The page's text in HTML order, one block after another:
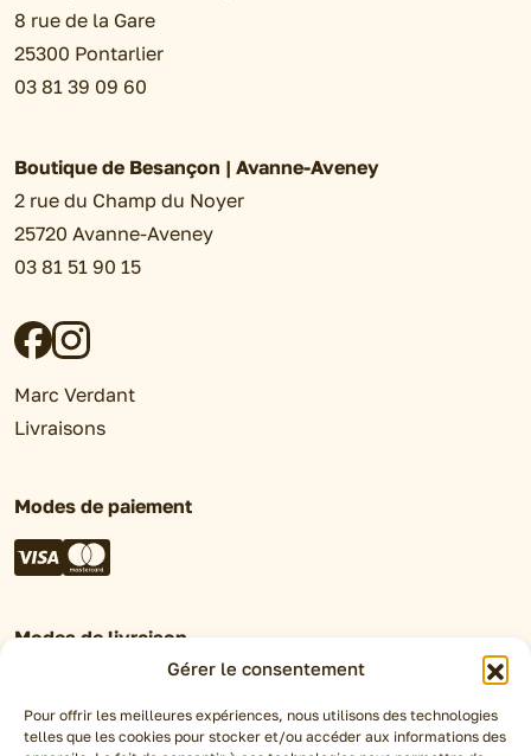
Gérer le consentement
Pour offrir les meilleures expériences, nous utilisons des technologies
telles que les cookies pour stocker et/ou accéder aux informations des
8 rue de la Gare
25300 Pontarlier
03 81 39 09 60
Boutique de Besançon | Avanne-Aveney
2 rue du Champ du Noyer
25720 Avanne-Aveney
03 81 51 90 15
Marc Verdant
Livraisons
Modes de paiement
Modes de livraison
Click&Collect
Livraison Chronofresh